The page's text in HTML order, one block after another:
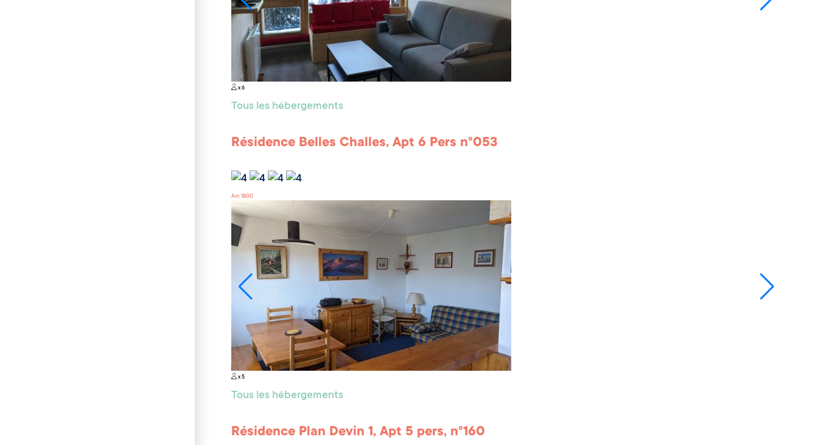
x 6
Tous les hébergements
Résidence Belles Challes, Apt 6 Pers n°053
Arc 1800
x 5
Tous les hébergements
Résidence Plan Devin 1, Apt 5 pers, n°160